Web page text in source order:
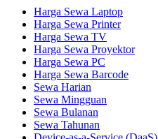
Harga Sewa Laptop
Harga Sewa Printer
Harga Sewa TV
Harga Sewa Proyektor
Harga Sewa PC
Harga Sewa Barcode
Sewa Harian
Sewa Mingguan
Sewa Bulanan
Sewa Tahunan